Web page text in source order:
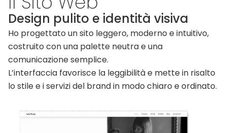
Design pulito e identità visiva
Ho progettato un sito leggero, moderno e intuitivo,
costruito con una palette neutra e una
comunicazione semplice.
L’interfaccia favorisce la leggibilità e mette in risalto
lo stile e i servizi del brand in modo chiaro e ordinato.